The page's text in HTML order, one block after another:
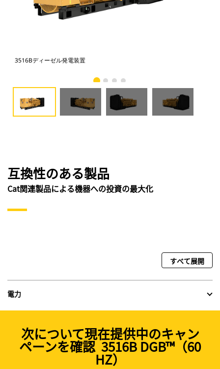
3516Bディーゼル発電装置
互換性のある製品
Cat関連製品による機器への投資の最大化
すべて展開
電力
次について現在提供中のキャン
ペーンを確認 3516B DGB™（60
HZ）